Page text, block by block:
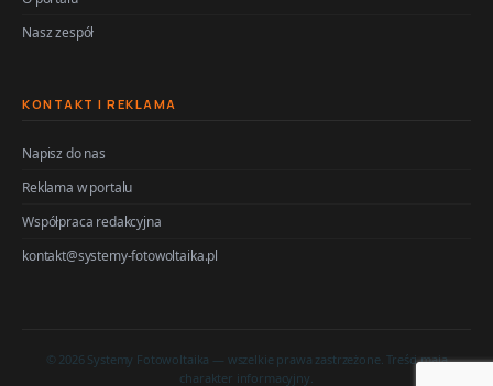
Nasz zespół
KONTAKT I REKLAMA
Napisz do nas
Reklama w portalu
Współpraca redakcyjna
kontakt@systemy-fotowoltaika.pl
© 2026 Systemy Fotowoltaika — wszelkie prawa zastrzeżone. Treści mają
charakter informacyjny.